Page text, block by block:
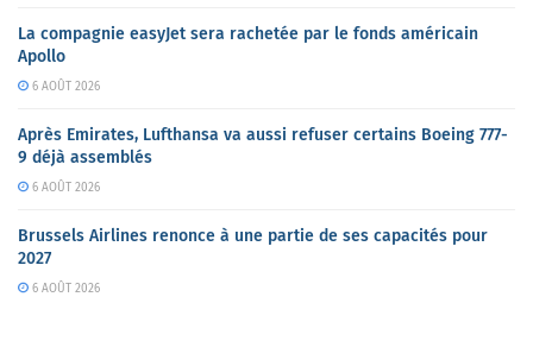
La compagnie easyJet sera rachetée par le fonds américain
Apollo
6 AOÛT 2026
Après Emirates, Lufthansa va aussi refuser certains Boeing 777-
9 déjà assemblés
6 AOÛT 2026
Brussels Airlines renonce à une partie de ses capacités pour
2027
6 AOÛT 2026